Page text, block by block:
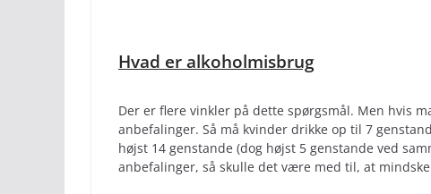
Hvad er alkoholmisbrug
Der er flere vinkler på dette spørgsmål. Men hvis
anbefalinger. Så må kvinder drikke op til 7
højst 14 genstande (dog højst 5 genstande ved
anbefalinger, så skulle det være med til, at